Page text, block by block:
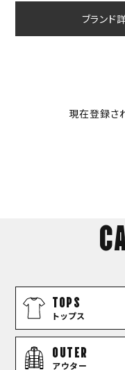
ブランド
現在登録さ
TOPS
トップス
OUTER
アウター